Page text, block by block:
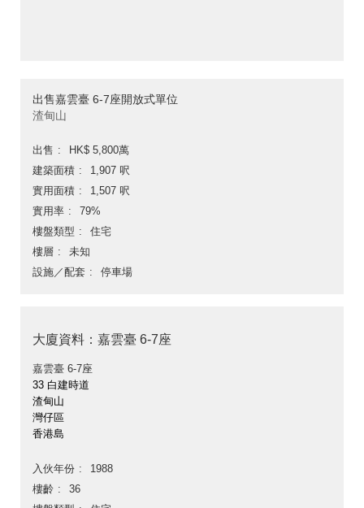
出售嘉雲臺 6-7座開放式單位
渣甸山
出售
HK$ 5,800萬
建築面積
1,907 呎
實用面積
1,507 呎
實用率
79%
樓盤類型
住宅
樓層
未知
設施／配套
停車場
大廈資料：嘉雲臺 6-7座
嘉雲臺 6-7座
33 白建時道
渣甸山
灣仔區
香港島
入伙年份
1988
樓齡
36